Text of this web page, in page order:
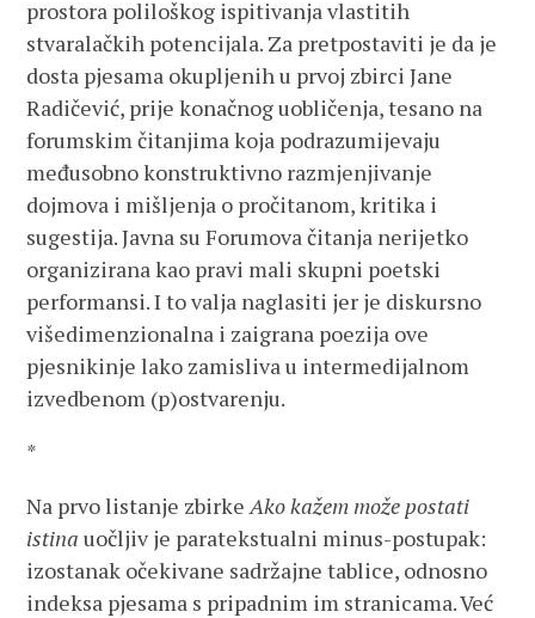
prostora poliloškog ispitivanja vlastitih
stvaralačkih potencijala. Za pretpostaviti je da je
dosta pjesama okupljenih u prvoj zbirci Jane
Radičević, prije konačnog uobličenja, tesano na
forumskim čitanjima koja podrazumijevaju
međusobno konstruktivno razmjenjivanje
dojmova i mišljenja o pročitanom, kritika i
sugestija. Javna su Forumova čitanja nerijetko
organizirana kao pravi mali skupni poetski
performansi. I to valja naglasiti jer je diskursno
višedimenzionalna i zaigrana poezija ove
pjesnikinje lako zamisliva u intermedijalnom
izvedbenom (p)ostvarenju.
*
Na prvo listanje zbirkeAko kažem može postati
istina uočljiv je paratekstualni minus-postupak:
izostanak očekivane sadržajne tablice, odnosno
indeksa pjesama s pripadnim im stranicama. Već